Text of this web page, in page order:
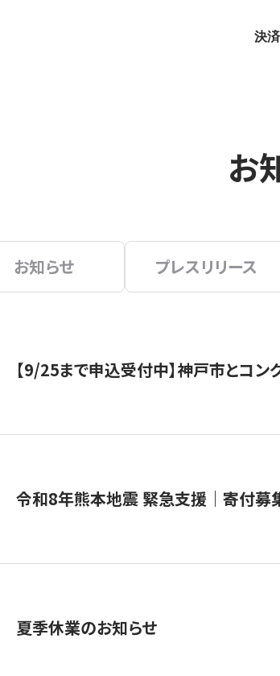
決
お
お知らせ プレスリリース
【9/25まで申込受付中】神戸市とコン
令和8年熊本地震 緊急支援｜寄付募
夏季休業のお知らせ